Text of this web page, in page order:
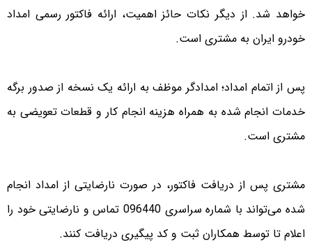
خواهد شد. از دیگر نکات حائز اهمیت، ارائه فاکتور رسمی امداد
خودرو ایران به مشتری است.
پس از اتمام امداد؛ امدادگر موظف به ارائه یک نسخه از صدور برگه
خدمات انجام شده به همراه هزینه انجام کار و قطعات تعویضی به
مشتری است.
مشتری پس از دریافت فاکتور، در صورت نارضایتی از امداد انجام
شده می‌تواند با شماره سراسری 096440 تماس و نارضایتی خود را
اعلام تا توسط همکاران ثبت و کد پیگیری دریافت کنند.